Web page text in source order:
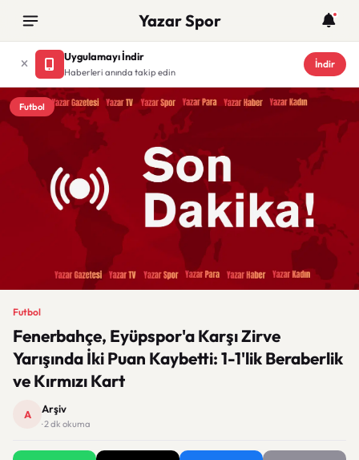
Yazar Spor
Uygulamayı İndir
Haberleri anında takip edin
İndir
Futbol
Futbol
Fenerbahçe, Eyüpspor'a Karşı Zirve
Yarışında İki Puan Kaybetti: 1-1'lik Beraberlik
ve Kırmızı Kart
A Arşiv
· 2 dk okuma